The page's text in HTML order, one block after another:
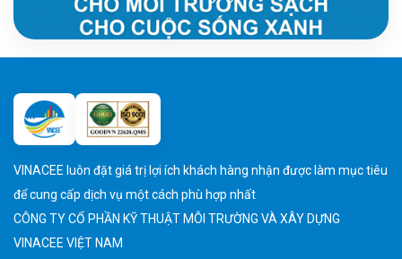
VINACEE luôn đặt giá trị lợi ích khách hàng nhận được làm mục tiêu
để cung cấp dịch vụ một cách phù hợp nhất
CÔNG TY CỔ PHẦN KỸ THUẬT MÔI TRƯỜNG VÀ XÂY DỰNG
VINACEE VIỆT NAM